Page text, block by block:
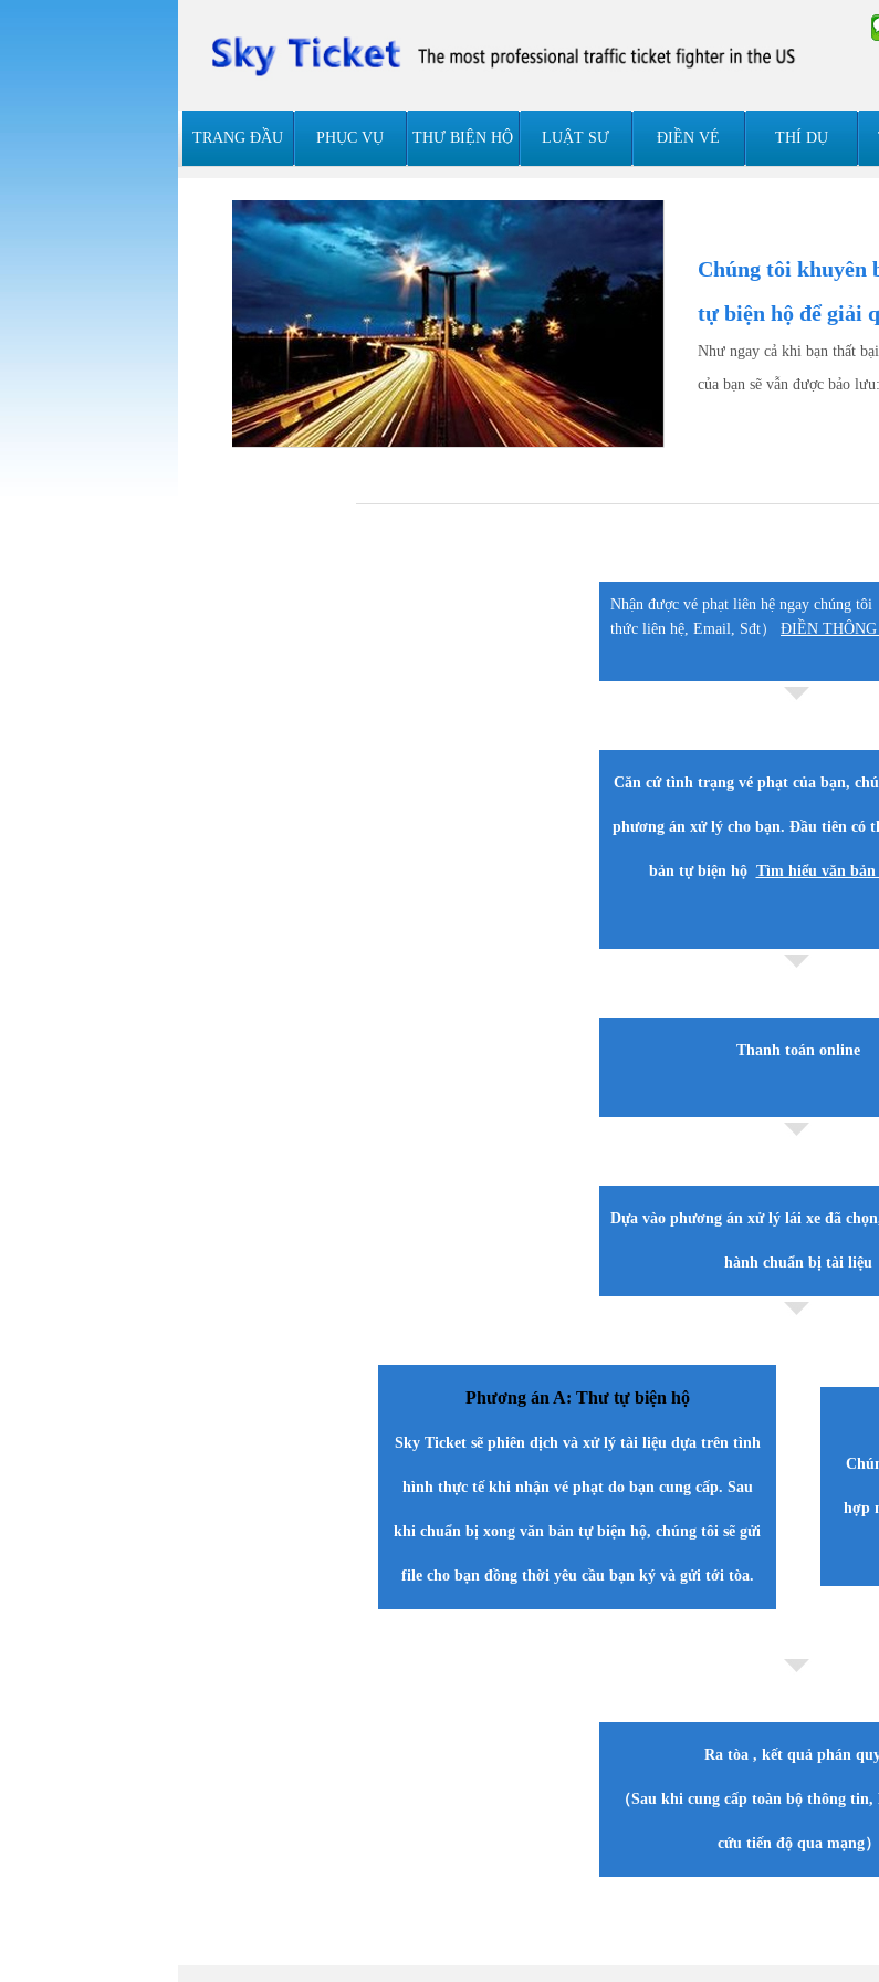
TRANG ĐẦU PHỤC VỤ THƯ BIỆN HỘ LUẬT SƯ ĐIỀN VÉ THÍ DỤ
Chúng tôi khuyên
tự biện hộ để giải
Như ngay cả khi bạn thất
của bạn sẽ vẫn được bảo lưu:
Nhận được vé phạt liên hệ ngay chúng
thức liên hệ, Email, Sđt） ĐIỀN
Căn cứ tình trạng vé phạt của bạn,
phương án xử lý cho bạn. Đầu tiên có
bản tự biện hộ Tìm hiểu văn
Thanh toán online
Dựa vào phương án xử lý lái xe đã
hành chuẩn bị tài liệu
Phương án A: Thư tự biện hộ
Sky Ticket sẽ phiên dịch và xử lý tài liệu dựa trên tình
hình thực tế khi nhận vé phạt do bạn cung cấp. Sau
khi chuẩn bị xong văn bản tự biện hộ, chúng tôi sẽ gửi
file cho bạn đồng thời yêu cầu bạn ký và gửi tới tòa.
hợp
Ra tòa , kết quả phán
（Sau khi cung cấp toàn bộ thông
cứu tiến độ qua mạng）